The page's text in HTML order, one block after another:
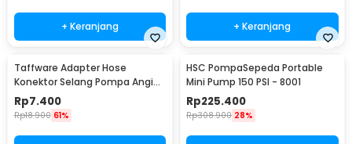
+ Keranjang + Keranjang
Taffware Adapter Hose
Konektor Selang Pompa Angin
Ban Ordinary - DK02
Rp7.400
Rp18.900 61%
HSC PompaSepeda Portable
Mini Pump 150 PSI - 8001
Rp225.400
Rp308.900 28%